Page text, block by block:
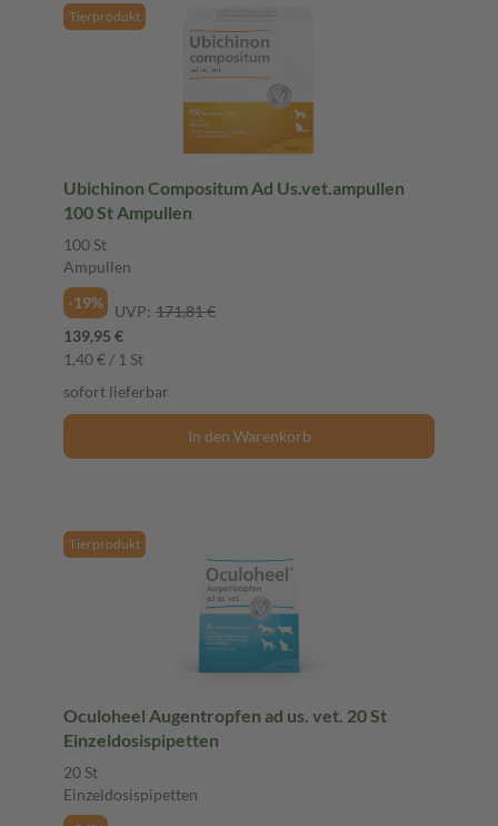
Tierprodukt
Ubichinon Compositum Ad Us.vet.ampullen
100 St Ampullen
100 St
Ampullen
-19%
UVP: 171,81 €
139,95 €
1,40 € / 1 St
sofort lieferbar
In den Warenkorb
Tierprodukt
Oculoheel Augentropfen ad us. vet. 20 St
Einzeldosispipetten
20 St
Einzeldosispipetten